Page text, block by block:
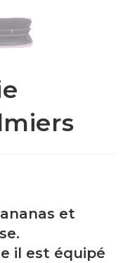
et
il est équipé